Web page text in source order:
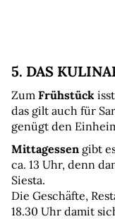
5. DAS
Zum Frühstück
das gilt auch für
genügt den
Mittagessen gibt
ca. 13 Uhr, denn
Siesta.
Die Geschäfte,
18.30 Uhr damit